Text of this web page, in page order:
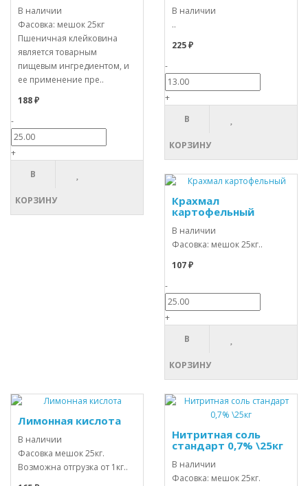
В наличии
Фасовка: мешок 25кг
Пшеничная клейковина
является товарным
пищевым ингредиентом, и
ее применение пре..
188 ₽
-
+
В
КОРЗИНУ
В наличии
..
225 ₽
-
+
В
КОРЗИНУ
Крахмал
картофельный
В наличии
Фасовка: мешок 25кг..
107 ₽
-
+
В
КОРЗИНУ
Лимонная кислота
В наличии
Фасовка мешок 25кг.
Возможна отгрузка от 1кг..
Нитритная соль
стандарт 0,7% \25кг
В наличии
Фасовка: мешок 25кг.